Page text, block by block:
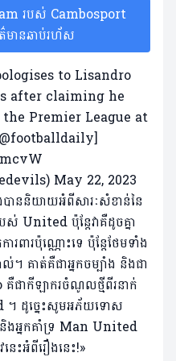
របស់ Cambosport
មានឆាប់រហ័ស
to Lisandro
after claiming he
Premier League at
@footballdaily]
May 22, 2023
ាននិយាយអំពីសារៈសំខាន់នៃ
United ប៉ុន្តែវាគឺដូចគ្នា
ារ​ប៉ុណ្ណោះ​ទេ ប៉ុន្តែ​ថែម​ទាំង​
។ គាត់គឺជាអ្នកចម្បាំង និងជា
ជាកីឡាករចំណូលថ្មីពីរនាក់
។ ដូច្នេះសូមអភ័យទោស
អ្នកគាំទ្រ Man United
េះអំពីរឿងនេះ!»